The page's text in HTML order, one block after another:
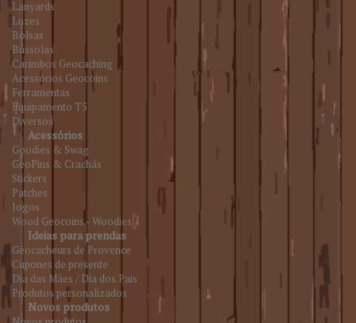
Lanyards
Luzes
Bolsas
Bússolas
Carimbos Geocaching
Acessórios Geocoins
Ferramentas
Equipamento T5
Diversos
Acessórios
Goodies & Swag
GeoPins & Crachás
Stickers
Patches
Jogos
Wood Geocoins - Woodies
Ideias para prendas
Géocacheurs de Provence
Cupones de presente
Dia das Mães / Dia dos Pais
Produtos personalizados
Novos produtos